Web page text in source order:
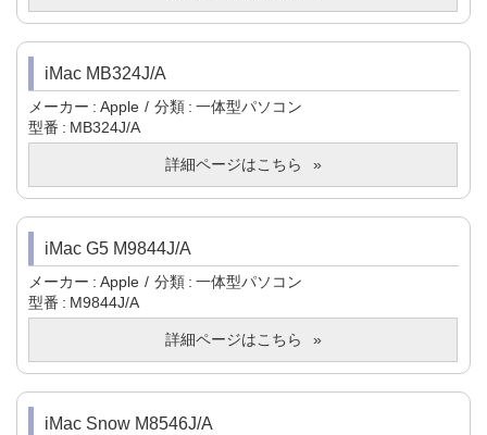
iMac MB324J/A
メーカー Apple 分類
一体型パソコン
型番
MB324J/A
詳細ページはこちら
iMac G5 M9844J/A
メーカー Apple 分類
一体型パソコン
型番
M9844J/A
詳細ページはこちら
iMac Snow M8546J/A